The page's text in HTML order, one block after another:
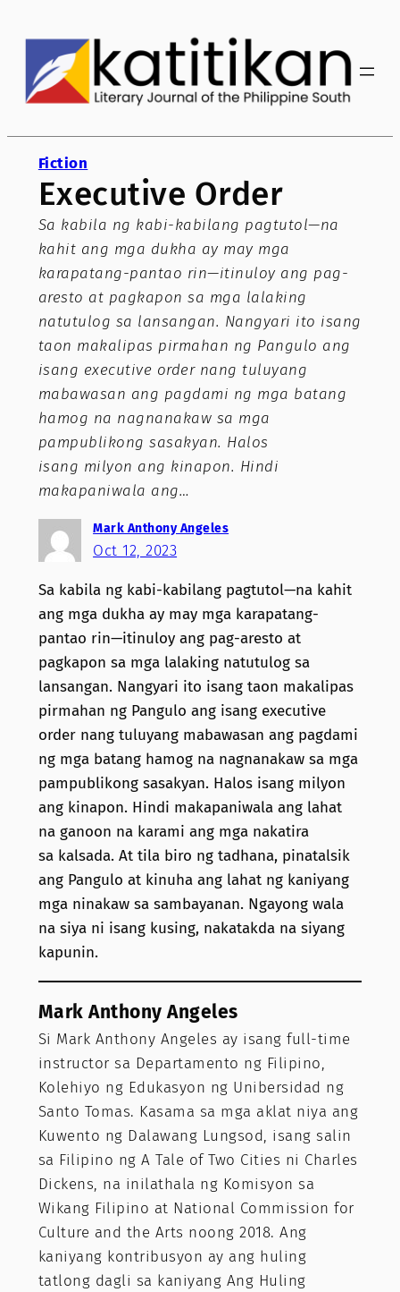
content
Fiction
Executive Order
Sa kabila ng kabi-kabilang pagtutol—na
kahit ang mga dukha ay may mga
karapatang-pantao rin—itinuloy ang pag-
aresto at pagkapon sa mga lalaking
natutulog sa lansangan. Nangyari ito isang
taon makalipas pirmahan ng Pangulo ang
isang executive order nang tuluyang
mabawasan ang pagdami ng mga batang
hamog na nagnanakaw sa mga
pampublikong sasakyan. Halos
isang milyon ang kinapon. Hindi
makapaniwala ang…
Mark Anthony Angeles
Oct 12, 2023
Sa kabila ng kabi-kabilang pagtutol—na kahit
ang mga dukha ay may mga karapatang-
pantao rin—itinuloy ang pag-aresto at
pagkapon sa mga lalaking natutulog sa
lansangan. Nangyari ito isang taon makalipas
pirmahan ng Pangulo ang isang executive
order nang tuluyang mabawasan ang pagdami
ng mga batang hamog na nagnanakaw sa mga
pampublikong sasakyan. Halos isang milyon
ang kinapon. Hindi makapaniwala ang lahat
na ganoon na karami ang mga nakatira
sa kalsada. At tila biro ng tadhana, pinatalsik
ang Pangulo at kinuha ang lahat ng kaniyang
mga ninakaw sa sambayanan. Ngayong wala
na siya ni isang kusing, nakatakda na siyang
kapunin.
Mark Anthony Angeles
Si Mark Anthony Angeles ay isang full-time
instructor sa Departamento ng Filipino,
Kolehiyo ng Edukasyon ng Unibersidad ng
Santo Tomas. Kasama sa mga aklat niya ang
Kuwento ng Dalawang Lungsod, isang salin
sa Filipino ng A Tale of Two Cities ni Charles
Dickens, na inilathala ng Komisyon sa
Wikang Filipino at National Commission for
Culture and the Arts noong 2018. Ang
kaniyang kontribusyon ay ang huling
tatlong dagli sa kaniyang Ang Huling